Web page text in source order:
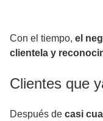
Con el tiempo, el
clientela y
Clientes que
Después de casi